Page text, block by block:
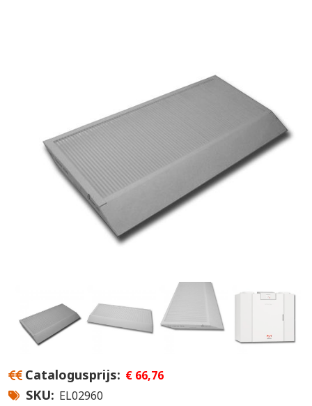
Catalogusprijs € 66,76
SKU EL02960